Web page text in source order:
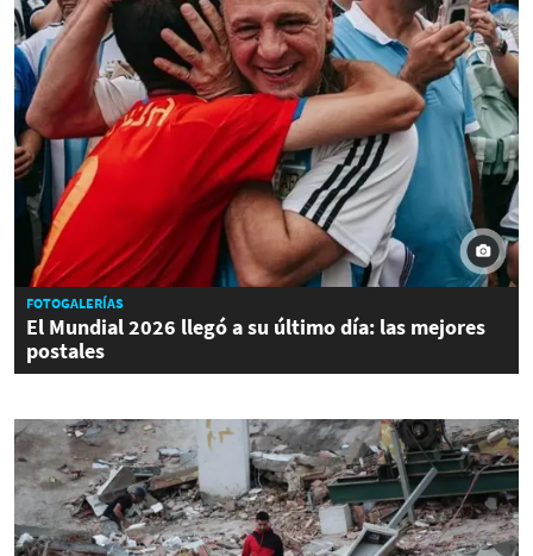
FOTOGALERÍAS
El Mundial 2026 llegó a su último día: las mejores
postales